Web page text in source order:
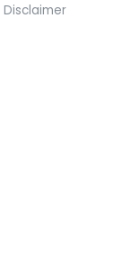
Disclaimer